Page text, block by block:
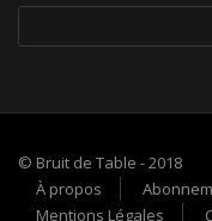
© Bruit de Table - 2018
À propos
Mentions Légales